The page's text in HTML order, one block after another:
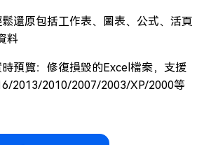
還原包括工作表、圖表、公式、活頁
料
預覽：修復損毀的Excel檔案，支援
2013/2010/2007/2003/XP/2000等